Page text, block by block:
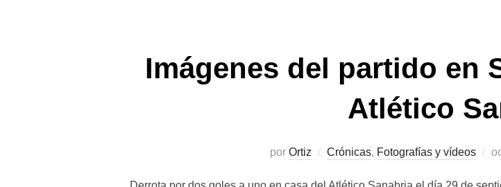
Imágenes del partido en
Atlético
por Ortiz Crónicas, Fotografías y vídeos